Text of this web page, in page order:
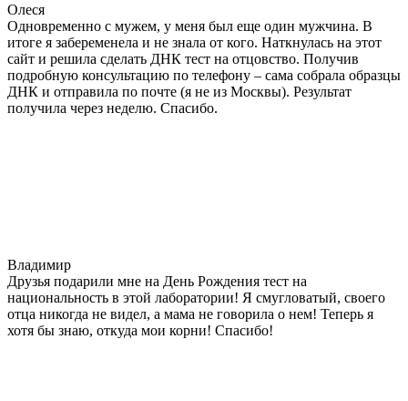
Олеся
Одновременно с мужем, у меня был еще один мужчина. В
итоге я забеременела и не знала от кого. Наткнулась на этот
сайт и решила сделать ДНК тест на отцовство. Получив
подробную консультацию по телефону – сама собрала образцы
ДНК и отправила по почте (я не из Москвы). Результат
получила через неделю. Спасибо.
Владимир
Друзья подарили мне на День Рождения тест на
национальность в этой лаборатории! Я смугловатый, своего
отца никогда не видел, а мама не говорила о нем! Теперь я
хотя бы знаю, откуда мои корни! Спасибо!